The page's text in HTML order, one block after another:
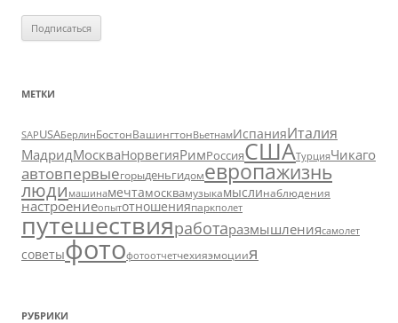
МЕТКИ
SAPUSAБерлинБостонВашингтонВьетнамИспанияИталия
МадридМоскваНорвегияРимРоссияСШАТурцияЧикаго
автовпервыегорыденьгидомевропажизнь
люди машинамечтамосквамузыкамыслинаблюдения
настроениеопытотношенияпаркполет
путешествияработаразмышлениясамолет
советыфотофотоотчетчехияэмоциия
РУБРИКИ